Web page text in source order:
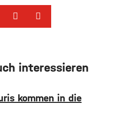
interessieren
kommen in die